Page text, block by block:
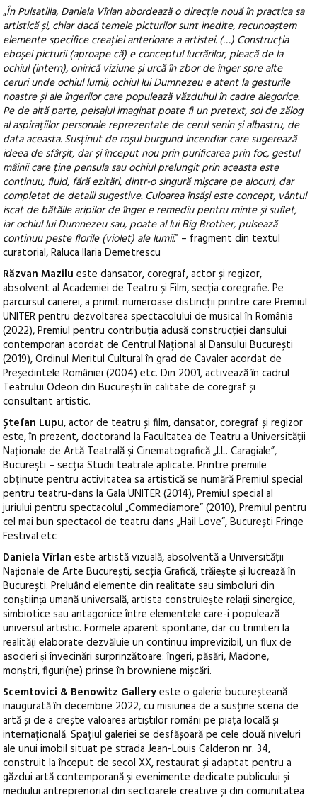
„În Pulsatilla, Daniela Vîrlan abordează o direcție nouă în practica sa
artistică și, chiar dacă temele picturilor sunt inedite, recunoaștem
elemente specifice creației anterioare a artistei. (…) Construcția
eboșei picturii (aproape că) e conceptul lucrărilor, pleacă de la
ochiul (intern), onirică viziune și urcă în zbor de înger spre alte
ceruri unde ochiul lumii, ochiul lui Dumnezeu e atent la gesturile
noastre și ale îngerilor care populează văzduhul în cadre alegorice.
Pe de altă parte, peisajul imaginat poate fi un pretext, soi de zălog
al aspirațiilor personale reprezentate de cerul senin și albastru, de
data aceasta. Susținut de roșul burgund incendiar care sugerează
ideea de sfârșit, dar și început nou prin purificarea prin foc, gestul
mâinii care ține pensula sau ochiul prelungit prin aceasta este
continuu, fluid, fără ezitări, dintr-o singură mișcare pe alocuri, dar
completat de detalii sugestive. Culoarea însăși este concept, vântul
iscat de bătăile aripilor de înger e remediu pentru minte și suflet,
iar ochiul lui Dumnezeu sau, poate al lui Big Brother, pulsează
continuu peste florile (violet) ale lumii.” – fragment din textul
curatorial, Raluca Ilaria Demetrescu
Răzvan Mazilu este dansator, coregraf, actor și regizor,
absolvent al Academiei de Teatru și Film, secția coregrafie. Pe
parcursul carierei, a primit numeroase distincții printre care Premiul
UNITER pentru dezvoltarea spectacolului de musical în România
(2022), Premiul pentru contribuția adusă construcției dansului
contemporan acordat de Centrul Național al Dansului București
(2019), Ordinul Meritul Cultural în grad de Cavaler acordat de
Președintele României (2004) etc. Din 2001, activează în cadrul
Teatrului Odeon din București în calitate de coregraf și
consultant artistic.
Ștefan Lupu, actor de teatru și film, dansator, coregraf și regizor
este, în prezent, doctorand la Facultatea de Teatru a Universității
Naţionale de Artă Teatrală şi Cinematografică „I.L. Caragiale”,
Bucureşti – secția Studii teatrale aplicate. Printre premiile
obținute pentru activitatea sa artistică se numără Premiul special
pentru teatru-dans la Gala UNITER (2014), Premiul special al
juriului pentru spectacolul „Commediamore” (2010), Premiul pentru
cel mai bun spectacol de teatru dans „Hail Love”, București Fringe
Festival etc
Daniela Vîrlan este artistă vizuală, absolventă a Universității
Naṭionale de Arte București, secția Grafică, trăieṣte ṣi lucrează în
București. Preluând elemente din realitate sau simboluri din
conṣtiinṭa umană universală, artista construieṣte relaṭii sinergice,
simbiotice sau antagonice între elementele care-i populează
universul artistic. Formele aparent spontane, dar cu trimiteri la
realităṭi elaborate dezvăluie un continuu imprevizibil, un flux de
asocieri ṣi învecinări surprinzătoare: îngeri, păsări, Madone,
monṣtri, figuri(ne) prinse în browniene mișcări.
Scemtovici & Benowitz Galleryeste o galerie bucureșteană
inaugurată în decembrie 2022, cu misiunea de a susține scena de
artă și de a crește valoarea artiștilor români pe piața locală și
internațională. Spațiul galeriei se desfășoară pe cele două niveluri
ale unui imobil situat pe strada Jean-Louis Calderon nr. 34,
construit la început de secol XX, restaurat și adaptat pentru a
găzdui artă contemporană și evenimente dedicate publicului și
mediului antreprenorial din sectoarele creative și din comunitatea